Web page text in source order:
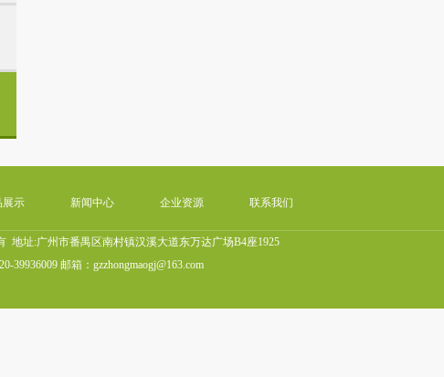
展示 新闻中心 企业资源 联系我们
地址:广州市番禺区南村镇汉溪大道东万达广场B4座1925
39936009 邮箱：gzzhongmaogj@163.com